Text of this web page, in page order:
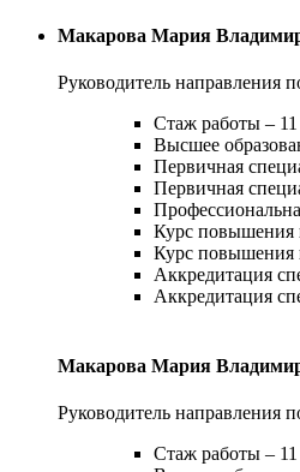
Макарова Мария
Руководитель направления
Стаж работы – 11
Высшее
Первичная
Первичная
Курс повышения
Курс повышения
Аккредитация
Аккредитация
Макарова Мария
Руководитель направления
Стаж работы – 11